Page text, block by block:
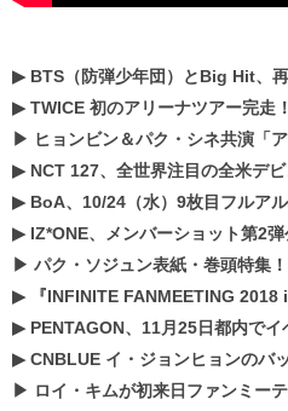
▶ BTS（防弾少年団）とBig Hit、
▶TWICE 初のアリーナツアー完走！「東京ドーム 2DAYS」「ナゴヤドー
▶ ヒョンビン＆パク・シネ共演「アルハン
▶ NCT 127、全世界注目の全米デビュー！日本
▶ BoA、10/24（水）9枚目フルア
▶ IZ*ONE、メンバーショット第2弾
▶ パク・ソジュン表紙・巻頭特集！『韓流
▶
『INFINITE FANMEETING 2018 in JAPAN』開催
▶ PENTAGON、11月25日都内でイ
▶CNBLUE イ・ジョンヒョンのバックステージ
▶ ロイ・キムが初来日ファンミーティング開